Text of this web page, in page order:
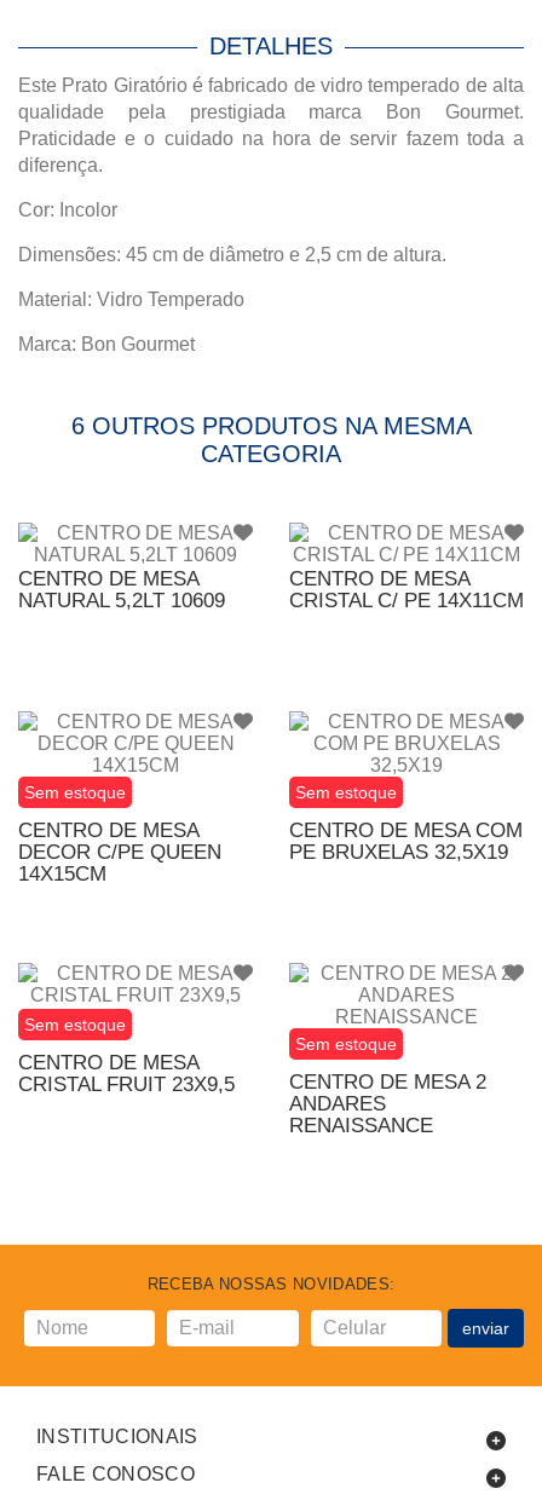
DETALHES
Este Prato Giratório é fabricado de vidro temperado de alta
qualidade pela prestigiada marca Bon Gourmet.
Praticidade e o cuidado na hora de servir fazem toda a
diferença.
Cor: Incolor
Dimensões: 45 cm de diâmetro e 2,5 cm de altura.
Material: Vidro Temperado
Marca: Bon Gourmet
6 OUTROS PRODUTOS NA MESMA
CATEGORIA
CENTRO DE MESA
NATURAL 5,2LT 10609
CENTRO DE MESA
CRISTAL C/ PE 14X11CM
Sem estoque
CENTRO DE MESA
DECOR C/PE QUEEN
14X15CM
Sem estoque
CENTRO DE MESA COM
PE BRUXELAS 32,5X19
Sem estoque
CENTRO DE MESA
CRISTAL FRUIT 23X9,5
Sem estoque
CENTRO DE MESA 2
ANDARES
RENAISSANCE
RECEBA NOSSAS NOVIDADES:
enviar
INSTITUCIONAIS
FALE CONOSCO